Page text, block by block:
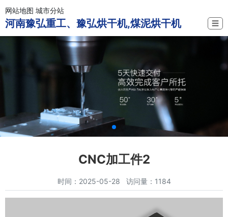
网站地图 城市分站
河南豫弘重工、豫弘烘干机,煤泥烘干机 ☰
CNC加工件2
时间：2025-05-28 访问量：1184